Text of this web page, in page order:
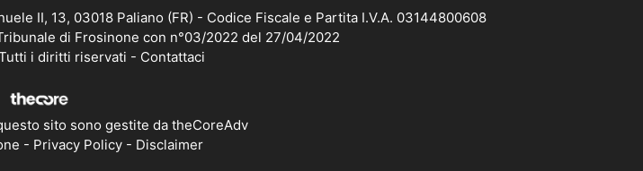
II, 13, 03018 Paliano (FR) - Codice Fiscale e Partita I.V.A. 03144800608
di Frosinone con n°03/2022 del 27/04/2022
i diritti riservati - Contattaci
sito sono gestite da theCoreAdv
- Privacy Policy - Disclaimer